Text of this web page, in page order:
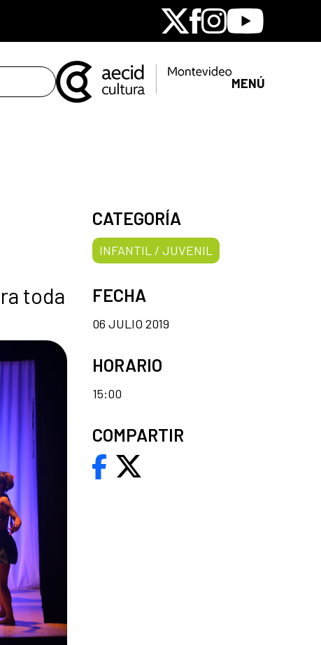
X Facebook
Instagram
Youtube
MENÚ
toda
CATEGORÍA
INFANTIL / JUVENIL
FECHA
06 JULIO 2019
HORARIO
15:00
COMPARTIR